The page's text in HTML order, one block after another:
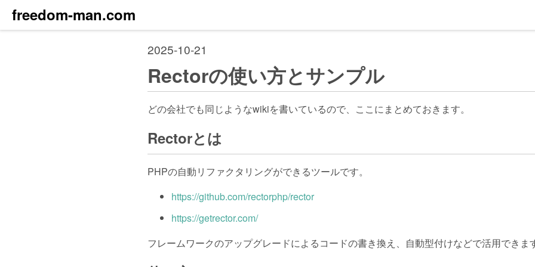
freedom-man.com
2025-10-21
Rectorの使い方とサンプル
どの会社でも同じようなwikiを書いているので、ここにまとめておきます。
Rectorとは
PHPの自動リファクタリングができるツールです。
https://github.com/rectorphp/rector
https://getrector.com/
フレームワークのアップグレードによるコードの書き換え、自動型付けなどで活用できま